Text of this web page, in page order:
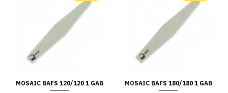
MOSAIC BAFS 120/120 1 GAB MOSAIC BAFS 180/180 1 GAB